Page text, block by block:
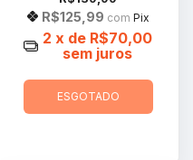
R$125,99 com Pix
2 x de R$70,00
sem juros
ESGOTADO